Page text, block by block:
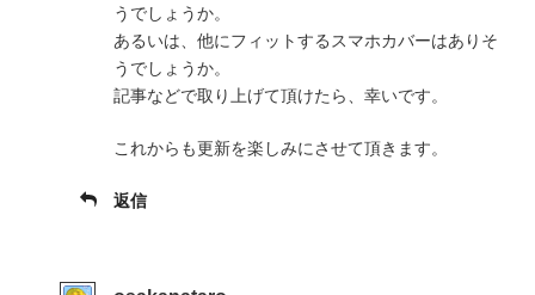
うでしょうか。
あるいは、他にフィットするスマホカバーはありそ
うでしょうか。
記事などで取り上げて頂けたら、幸いです。
これからも更新を楽しみにさせて頂きます。
返信